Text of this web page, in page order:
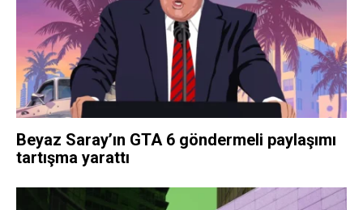
Beyaz Saray’ın GTA 6 göndermeli paylaşımı
tartışma yarattı